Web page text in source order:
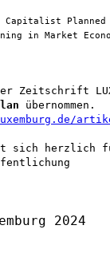
Planned
in Market
übernommen.
sich herzlich